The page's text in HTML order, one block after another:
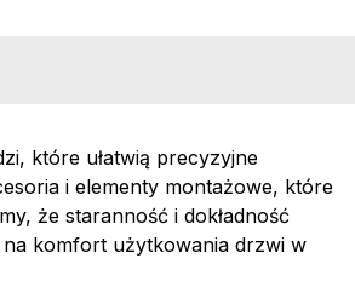
które ułatwią precyzyjne
i elementy montażowe, które
że staranność i dokładność
komfort użytkowania drzwi w